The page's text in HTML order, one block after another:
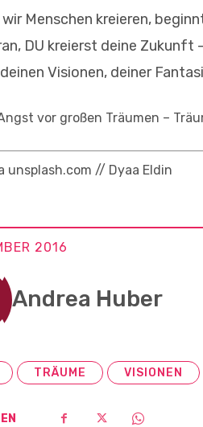
Menschen kreieren,
DU kreierst deine
Visionen, deiner
vor großen Träumen –
unsplash.com // Dyaa Eldin
2016
Andrea Huber
TRÄUME VISIONEN